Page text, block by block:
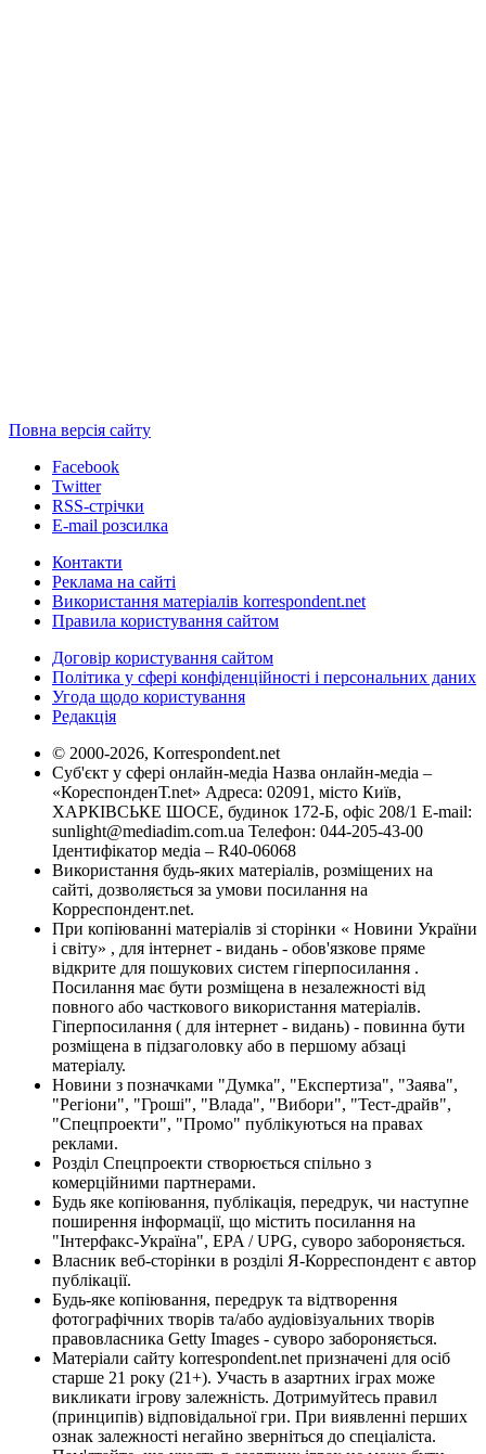
Повна версія сайту
Facebook
Twitter
RSS-стрічки
E-mail розсилка
Контакти
Реклама на сайті
Використання матеріалів korrespondent.net
Правила користування сайтом
Договір користування сайтом
Політика у сфері конфіденційності і персональних даних
Угода щодо користування
Редакція
© 2000-2026, Korrespondent.net
Суб'єкт у сфері онлайн-медіа Назва онлайн-медіа –
«КореспонденТ.net» Адреса: 02091, місто Київ,
ХАРКІВСЬКЕ ШОСЕ, будинок 172-Б, офіс 208/1 E-mail:
sunlight@mediadim.com.ua Телефон: 044-205-43-00
Ідентифікатор медіа – R40-06068
Використання будь-яких матеріалів, розміщених на
сайті, дозволяється за умови посилання на
Корреспондент.net.
При копіюванні матеріалів зі сторінки « Новини України
і світу» , для інтернет - видань - обов'язкове пряме
відкрите для пошукових систем гіперпосилання .
Посилання має бути розміщена в незалежності від
повного або часткового використання матеріалів.
Гіперпосилання ( для інтернет - видань) - повинна бути
розміщена в підзаголовку або в першому абзаці
матеріалу.
Новини з позначками "Думка", "Експертиза", "Заява",
"Регіони", "Гроші", "Влада", "Вибори", "Тест-драйв",
"Спецпроекти", "Промо" публікуються на правах
реклами.
Розділ Спецпроекти створюється спільно з
комерційними партнерами.
Будь яке копіювання, публікація, передрук, чи наступне
поширення інформації, що містить посилання на
"Інтерфакс-Україна", EPA / UPG, суворо забороняється.
Власник веб-сторінки в розділі Я-Корреспондент є автор
публікації.
Будь-яке копіювання, передрук та відтворення
фотографічних творів та/або аудіовізуальних творів
правовласника Getty Images - суворо забороняється.
Матеріали сайту korrespondent.net призначені для осіб
старше 21 року (21+). Участь в азартних іграх може
викликати ігрову залежність. Дотримуйтесь правил
(принципів) відповідальної гри. При виявленні перших
ознак залежності негайно зверніться до спеціаліста.